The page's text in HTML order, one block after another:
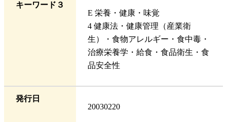
キーワード３
E 栄養・健康・味覚
4 健康法・健康管理（産業衛
生）・食物アレルギー・食中毒・
治療栄養学・給食・食品衛生・食
品安全性
発行日
20030220